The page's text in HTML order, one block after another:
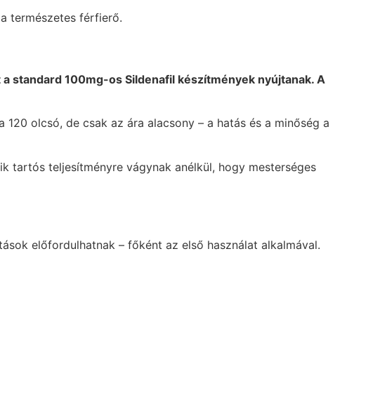
természetes férfierő.
standard 100mg-os Sildenafil készítmények nyújtanak. A
olcsó, de csak az ára alacsony – a hatás és a minőség a
tartós teljesítményre vágynak anélkül, hogy mesterséges
előfordulhatnak – főként az első használat alkalmával.